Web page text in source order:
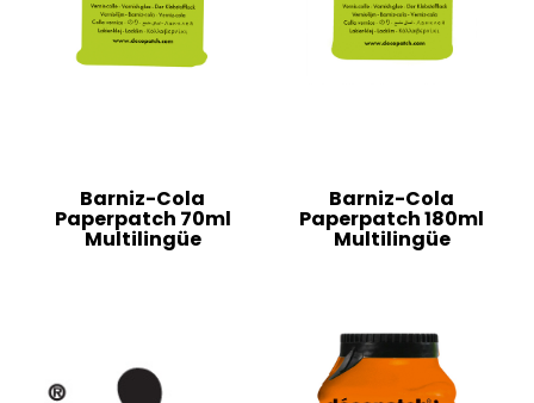
Barniz-Cola
Paperpatch 70ml
Multilingüe
Barniz-Cola
Paperpatch 180ml
Multilingüe